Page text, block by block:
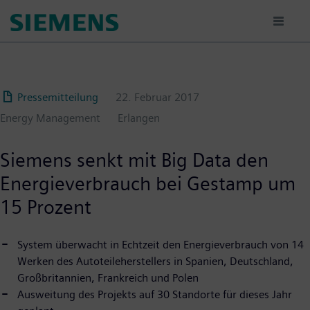
para
Pressemitteilung
22. Februar 2017
Energy Management
Erlangen
Siemens senkt mit Big Data den
Energieverbrauch bei Gestamp um
15 Prozent
System überwacht in Echtzeit den Energieverbrauch von 14
Werken des Autoteileherstellers in Spanien, Deutschland,
Großbritannien, Frankreich und Polen
Ausweitung des Projekts auf 30 Standorte für dieses Jahr